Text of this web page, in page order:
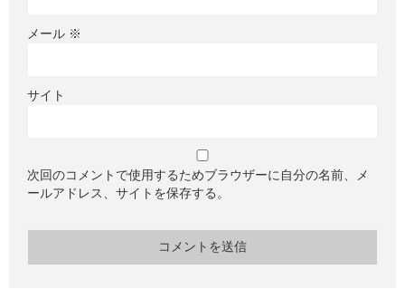
メール ※
サイト
次回のコメントで使用するためブラウザーに自分の名前、メ
ールアドレス、サイトを保存する。